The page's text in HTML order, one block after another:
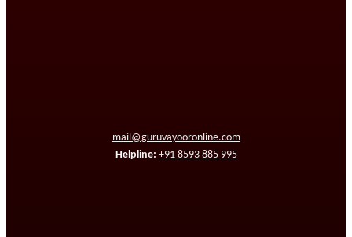
mail@guruvayooronline.com
Helpline: +91 8593 885 995